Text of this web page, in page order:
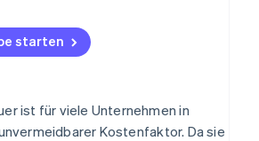
starten
ist für viele Unternehmen in
Kostenfaktor. Da sie